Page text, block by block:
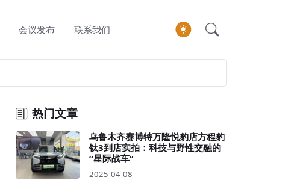
会议发布 联系我们
热门文章
乌鲁木齐赛博特万隆悦豹店方程豹
钛3到店实拍：科技与野性交融的
“星际战车”
2025-04-08